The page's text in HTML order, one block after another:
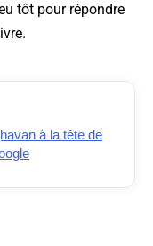
tôt pour répondre
à la tête de